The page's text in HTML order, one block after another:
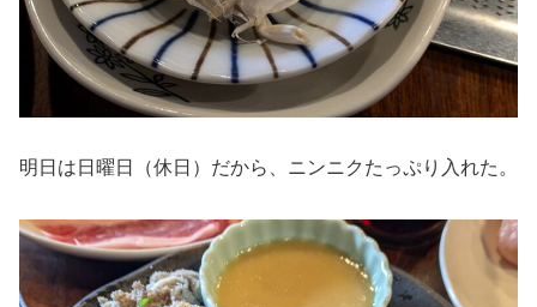
明日は日曜日（休日）だから、ニンニクたっぷり入れた。